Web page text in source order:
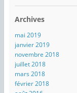
Archives
mai 2019
janvier 2019
novembre 2018
juillet 2018
mars 2018
février 2018